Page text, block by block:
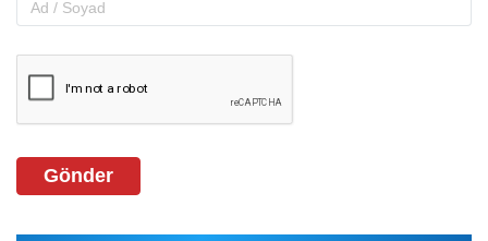
Gönder